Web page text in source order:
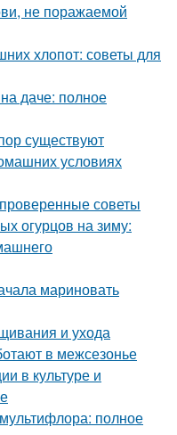
не поражаемой
хлопот: советы для
даче: полное
существуют
условиях
советы
огурцов на зиму:
мариновать
и ухода
в межсезонье
в культуре и
полное